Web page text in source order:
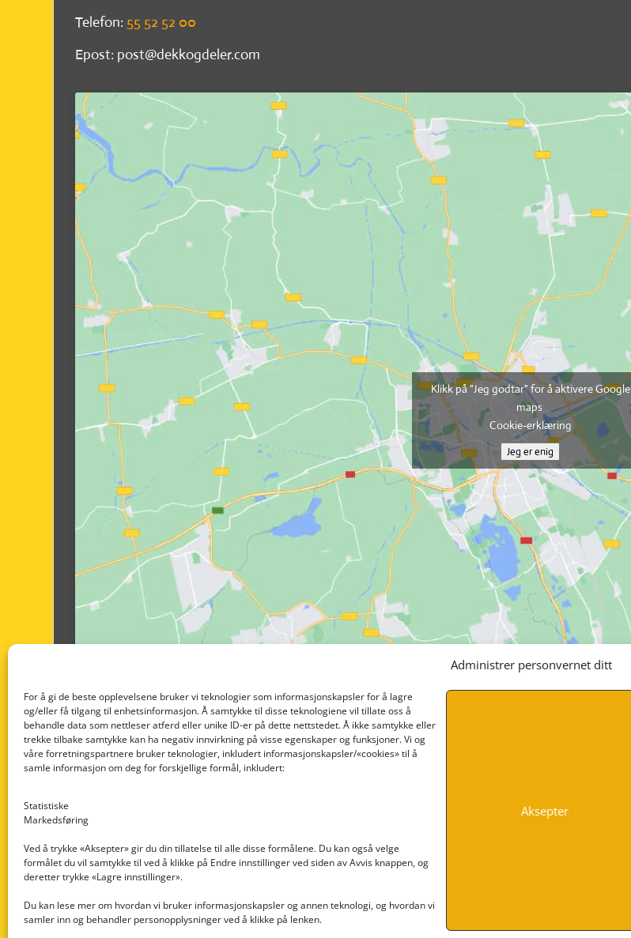
Administrer personvernet ditt
For å gi de beste opplevelsene bruker vi teknologier som informasjonskapsler for å lagre
og/eller få tilgang til enhetsinformasjon. Å samtykke til disse teknologiene vil tillate oss å
behandle data som nettleser atferd eller unike ID-er på dette nettstedet. Å ikke samtykke eller
trekke tilbake samtykke kan ha negativ innvirkning på visse egenskaper og funksjoner. Vi og
våre forretningspartnere bruker teknologier, inkludert informasjonskapsler/«cookies» til å
samle informasjon om deg for forskjellige formål, inkludert:
Statistiske
Markedsføring
Ved å trykke «Aksepter» gir du din tillatelse til alle disse formålene. Du kan også velge
formålet du vil samtykke til ved å klikke på Endre innstillinger ved siden av Avvis knappen, og
deretter trykke «Lagre innstillinger».
Du kan lese mer om hvordan vi bruker informasjonskapsler og annen teknologi, og hvordan vi
samler inn og behandler personopplysninger ved å klikke på lenken.
Aksepter
Telefon: 55 52 52 00
Epost: post@dekkogdeler.com
Klikk på "Jeg godtar" for å aktivere Google
maps
Cookie-erklæring
Jeg er enig
Nedre Nøttveit 60, 5238 Rådal
Org. nr: 996430022
INFORMASJON